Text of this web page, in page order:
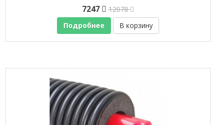
7247
12078
Подробнее
В корзину